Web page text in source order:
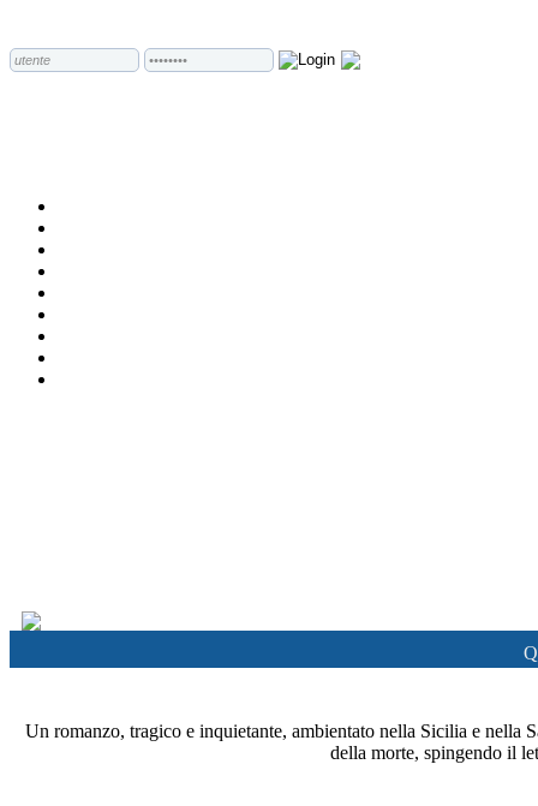
Un romanzo, tragico e inquietante, ambientato nella Sicilia e nella
della morte, spingendo il